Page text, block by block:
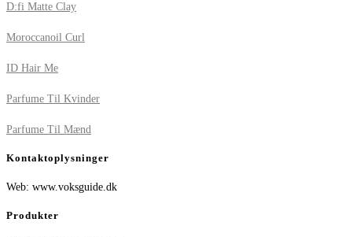
D:fi Matte Clay
Moroccanoil Curl
ID Hair Me
Parfume Til Kvinder
Parfume Til Mænd
Kontaktoplysninger
Web: www.voksguide.dk
Produkter